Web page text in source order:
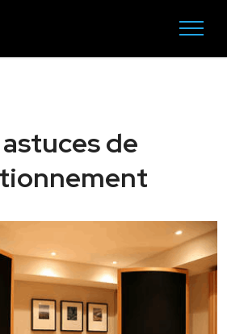
de